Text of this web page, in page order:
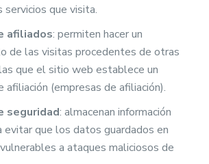
servicios que visita.
afiliados: permiten hacer un
de las visitas procedentes de otras
que el sitio web establece un
afiliación (empresas de afiliación).
seguridad: almacenan información
evitar que los datos guardados en
a ataques maliciosos de